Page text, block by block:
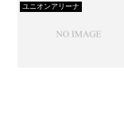
ユニオンアリーナ